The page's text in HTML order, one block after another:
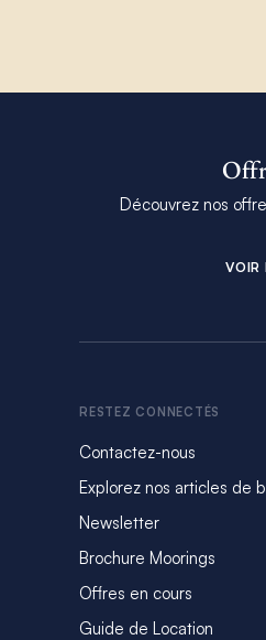
Découvrez nos
VOIR
RESTEZ CONNECTÉS
Contactez-nous
Explorez nos articles de
Newsletter
Brochure Moorings
Offres en cours
Guide de Location